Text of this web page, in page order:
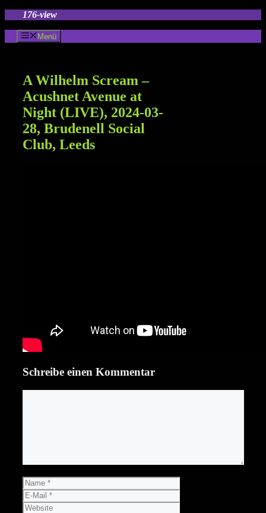
springen
176-view
Menü
A Wilhelm Scream –
Acushnet Avenue at
Night (LIVE), 2024-03-
28, Brudenell Social
Club, Leeds
Schreibe einen Kommentar
Name
E-
Mail
Website